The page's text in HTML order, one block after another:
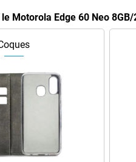
Motorola Edge 60 Neo 8GB/